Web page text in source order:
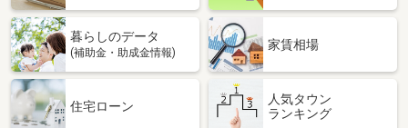
暮らしのデータ
(補助金・助成金情報)
家賃相場
住宅ローン
人気タウン
ランキング